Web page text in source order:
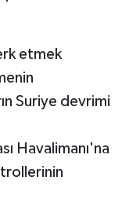
etmek
Suriye devrimi
Havalimanı'na